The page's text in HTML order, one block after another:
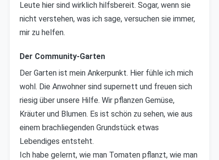
Leute hier sind wirklich hilfsbereit. Sogar, wenn sie
nicht verstehen, was ich sage, versuchen sie immer,
mir zu helfen.
Der Community-Garten
Der Garten ist mein Ankerpunkt. Hier fühle ich mich
wohl. Die Anwohner sind supernett und freuen sich
riesig über unsere Hilfe. Wir pflanzen Gemüse,
Kräuter und Blumen. Es ist schön zu sehen, wie aus
einem brachliegenden Grundstück etwas
Lebendiges entsteht.
Ich habe gelernt, wie man Tomaten pflanzt, wie man